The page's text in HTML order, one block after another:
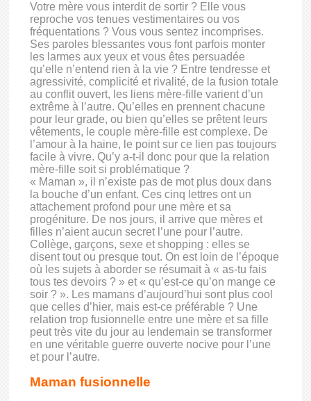
Votre mère vous interdit de sortir ? Elle vous
reproche vos tenues vestimentaires ou vos
fréquentations ? Vous vous sentez incomprises.
Ses paroles blessantes vous font parfois monter
les larmes aux yeux et vous êtes persuadée
qu’elle n’entend rien à la vie ? Entre tendresse et
agressivité, complicité et rivalité, de la fusion totale
au conflit ouvert, les liens mère-fille varient d’un
extrême à l’autre. Qu’elles en prennent chacune
pour leur grade, ou bien qu’elles se prêtent leurs
vêtements, le couple mère-fille est complexe. De
l’amour à la haine, le point sur ce lien pas toujours
facile à vivre. Qu’y a-t-il donc pour que la relation
mère-fille soit si problématique ?
« Maman », il n’existe pas de mot plus doux dans
la bouche d’un enfant. Ces cinq lettres ont un
attachement profond pour une mère et sa
progéniture. De nos jours, il arrive que mères et
filles n’aient aucun secret l’une pour l’autre.
Collège, garçons, sexe et shopping : elles se
disent tout ou presque tout. On est loin de l’époque
où les sujets à aborder se résumait à « as-tu fais
tous tes devoirs ? » et « qu’est-ce qu’on mange ce
soir ? ». Les mamans d’aujourd’hui sont plus cool
que celles d’hier, mais est-ce préférable ? Une
relation trop fusionnelle entre une mère et sa fille
peut très vite du jour au lendemain se transformer
en une véritable guerre ouverte nocive pour l’une
et pour l’autre.
Maman fusionnelle